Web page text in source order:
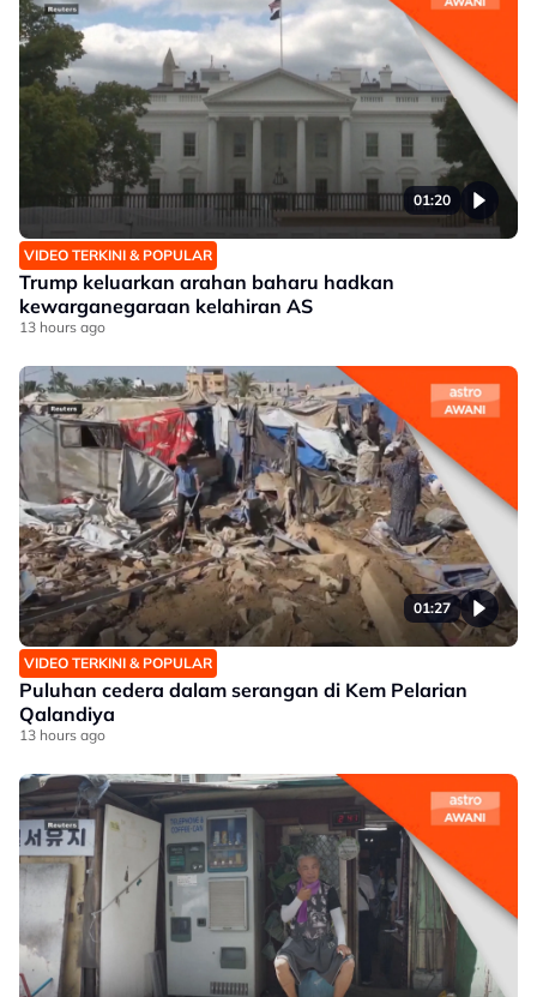
01:20
VIDEO TERKINI & POPULAR
Trump keluarkan arahan baharu hadkan
kewarganegaraan kelahiran AS
13 hours ago
01:27
VIDEO TERKINI & POPULAR
Puluhan cedera dalam serangan di Kem Pelarian
Qalandiya
13 hours ago